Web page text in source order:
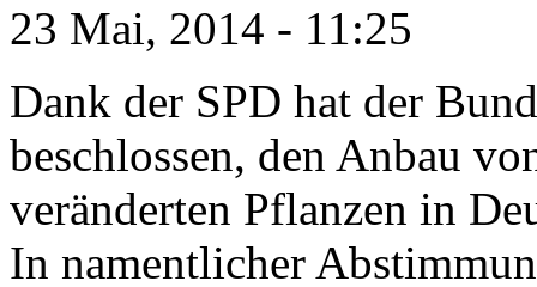
23 Mai, 2014 - 11:25
Dank der SPD hat der
beschlossen, den Anbau
veränderten Pflanzen in
In namentlicher